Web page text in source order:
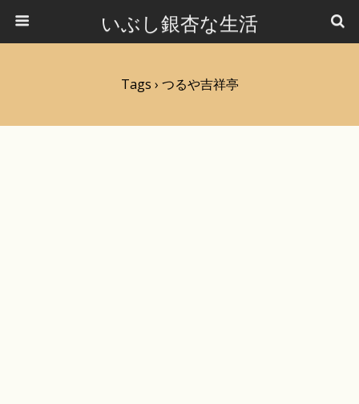
いぶし銀杏な生活
Tags › つるや吉祥亭